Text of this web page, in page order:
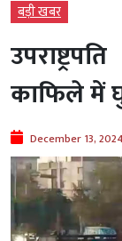
बड़ी खबर
काफिले में
December 13, 2024